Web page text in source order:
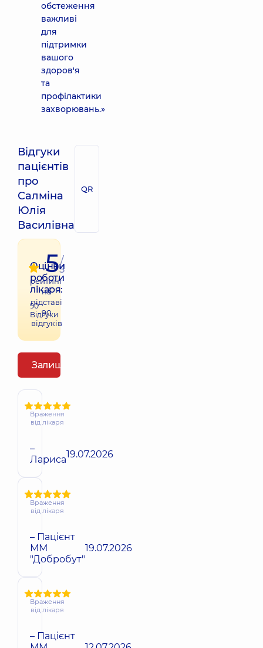
обстеження
важливі
для
підтримки
вашого
здоров'я
та
профілактики
захворювань.»
Відгуки
пацієнтів
про
Салміна
Юлія
Василівна
QR
Оцінки
роботи
лікаря:
90
Відгуки
5/
5
рейтинг
на
підставі
90
відгуків
Залишити відгук
Враження
від лікаря
–
Лариса19.07.2026
Враження
від лікаря
– Пацієнт
ММ
"Добробут"
19.07.2026
Враження
від лікаря
– Пацієнт